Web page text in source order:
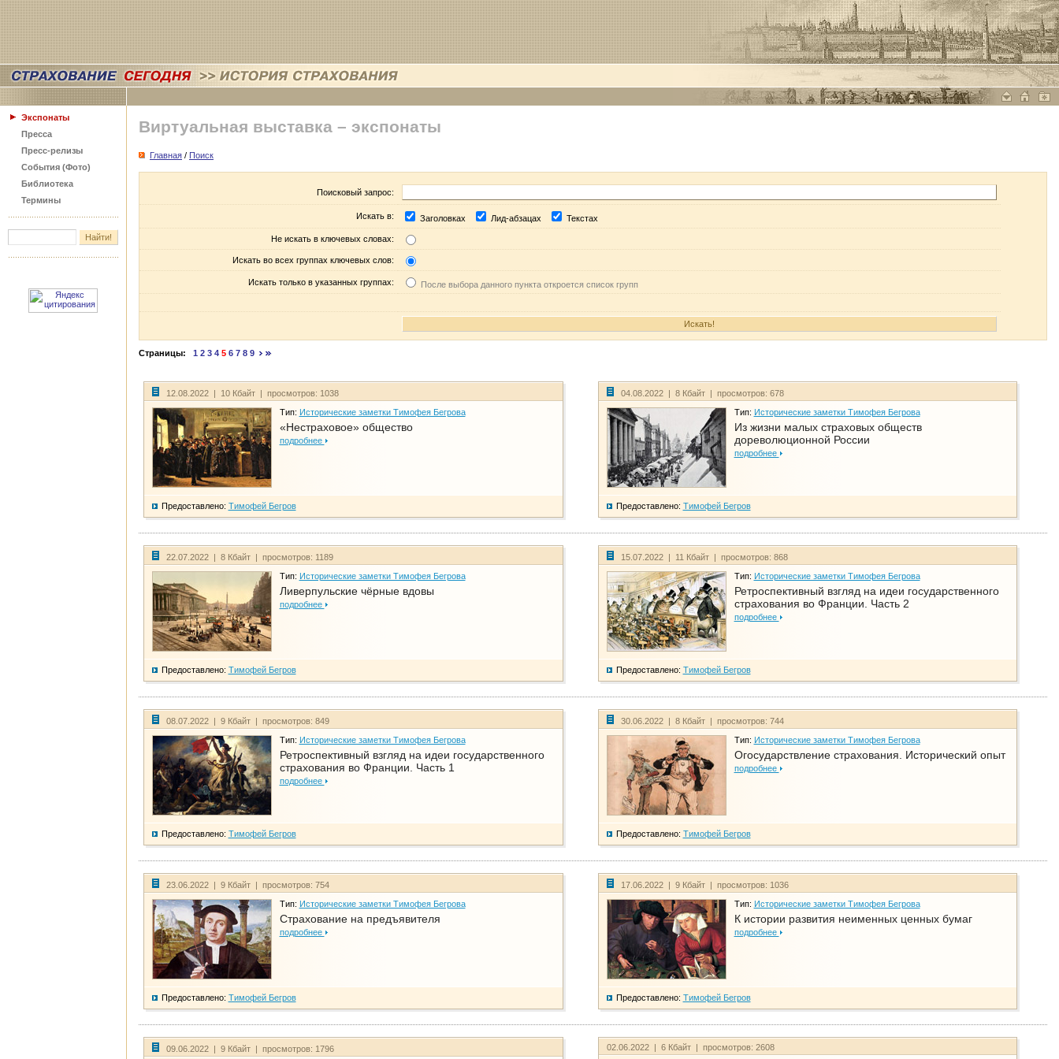
Экспонаты
Пресса
Пресс-релизы
События (Фото)
Библиотека
Термины
Виртуальная выставка – экспонаты
Главная / Поиск
Поисковый запрос:
Искать в: Заголовках Лид-абзацах Текстах
Не искать в ключевых словах:
Искать во всех группах ключевых слов:
Искать только в указанных группах: После выбора данного пункта откроется список групп
Страницы: 1 2 3 4 5 6 7 8 9
12.08.2022 | 10 Кбайт | просмотров: 1038
Тип: Исторические заметки Тимофея Бегрова
«Нестраховое» общество
подробнее
Предоставлено: Тимофей Бегров
04.08.2022 | 8 Кбайт | просмотров: 678
Тип: Исторические заметки Тимофея Бегрова
Из жизни малых страховых обществ
дореволюционной России
подробнее
Предоставлено: Тимофей Бегров
22.07.2022 | 8 Кбайт | просмотров: 1189
Тип: Исторические заметки Тимофея Бегрова
Ливерпульские чёрные вдовы
подробнее
Предоставлено: Тимофей Бегров
15.07.2022 | 11 Кбайт | просмотров: 868
Тип: Исторические заметки Тимофея Бегрова
Ретроспективный взгляд на идеи государственного
страхования во Франции. Часть 2
подробнее
Предоставлено: Тимофей Бегров
08.07.2022 | 9 Кбайт | просмотров: 849
Тип: Исторические заметки Тимофея Бегрова
Ретроспективный взгляд на идеи государственного
страхования во Франции. Часть 1
подробнее
Предоставлено: Тимофей Бегров
30.06.2022 | 8 Кбайт | просмотров: 744
Тип: Исторические заметки Тимофея Бегрова
Огосударствление страхования. Исторический опыт
подробнее
Предоставлено: Тимофей Бегров
23.06.2022 | 9 Кбайт | просмотров: 754
Тип: Исторические заметки Тимофея Бегрова
Страхование на предъявителя
подробнее
Предоставлено: Тимофей Бегров
17.06.2022 | 9 Кбайт | просмотров: 1036
Тип: Исторические заметки Тимофея Бегрова
К истории развития неименных ценных бумаг
подробнее
Предоставлено: Тимофей Бегров
09.06.2022 | 9 Кбайт | просмотров: 1796 02.06.2022 | 6 Кбайт | просмотров: 2608